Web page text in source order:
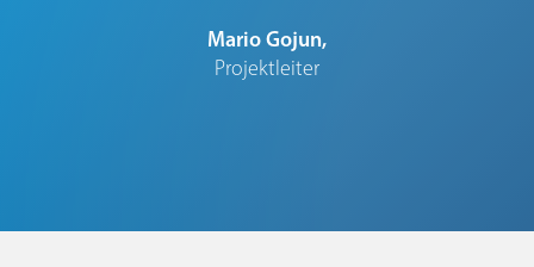
Mario Gojun,
Projektleiter